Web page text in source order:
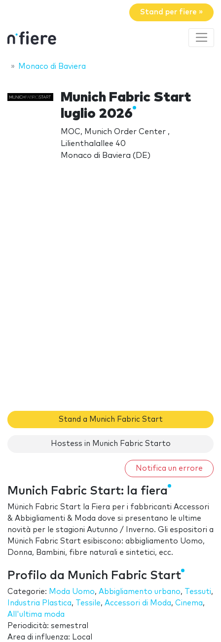
Stand per fiere »
Monaco di Baviera
Munich Fabric Start
luglio 2026
MOC, Munich Order Center ,
Lilienthalallee 40
Monaco di Baviera (DE)
Stand a Munich Fabric Start
Hostess in Munich Fabric Starto
Notifica un errore
Munich Fabric Start: la fiera
Münich Fabric Start la Fiera per i fabbricanti Accessori
& Abbigliamenti & Moda dove si presentano le ultime
novità per le stagioni Autunno / Inverno. Gli espositori a
Münich Fabric Start esibiscono: abbigliamento Uomo,
Donna, Bambini, fibre naturali e sintetici, ecc.
Profilo da Munich Fabric Start
Categorie: Moda Uomo, Abbigliamento urbano, Tessuti,
Industria Plastica, Tessile, Accessori di Moda, Cinema,
All'ultima moda
Periodicità: semestral
Area di influenza: Local